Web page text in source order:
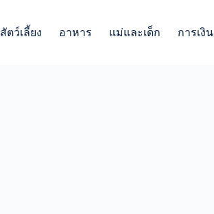
สัตว์เลี้ยง อาหาร แม่และเด็ก การเงิน